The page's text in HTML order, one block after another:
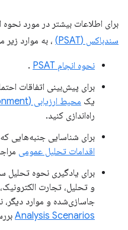
برای اطلاعات بیشتر در مورد نحوه
سندباکس (PSAT)
، به موارد زیر
نحوه انجام PSAT
.
برای پیش‌بینی اتفاقات
یک محیط ارزیابی (Evaluation Environment)
راه‌اندازی کنید.
برای شناسایی جنبه‌هایی
اقدامات تحلیل عمومی
برای یادگیری نحوه تحلیل
جاسازی‌شده و موارد دیگر،
Analysis Scenarios